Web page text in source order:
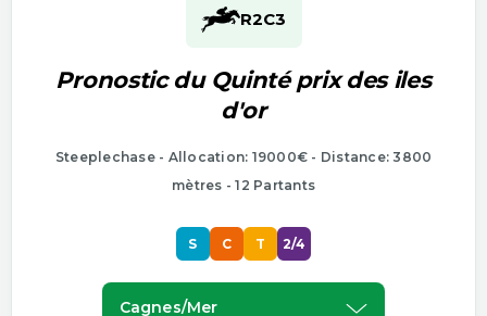
R2C3
Pronostic du Quinté prix des iles
d'or
Steeplechase - Allocation: 19000€ - Distance: 3800
mètres - 12 Partants
S C T 2/4
Cagnes/mer